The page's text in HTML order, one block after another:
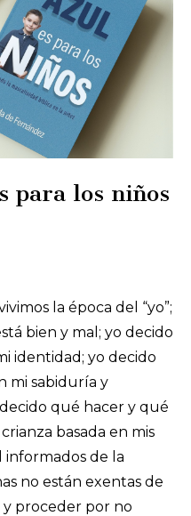
para los niños
la época del “yo”;
bien y mal; yo decido
identidad; yo decido
mi sabiduría y
qué hacer y qué
basada en mis
informados de la
no están exentas de
y proceder por no